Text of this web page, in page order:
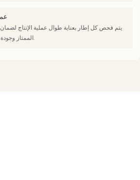
يتم فحص كل إطار بعناية طوال عملية الإنتاج
الممتاز وجودة المنتج المتسقة قبل الشحن.